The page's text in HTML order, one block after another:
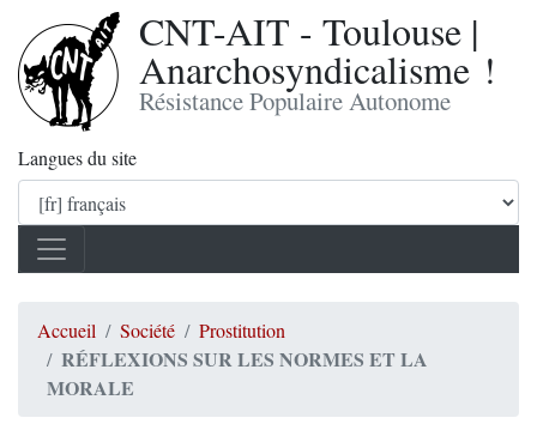
CNT-AIT - Toulouse |
Anarchosyndicalisme !
Résistance Populaire Autonome
Langues du site
Accueil Société Prostitution
RÉFLEXIONS SUR LES NORMES ET LA
MORALE